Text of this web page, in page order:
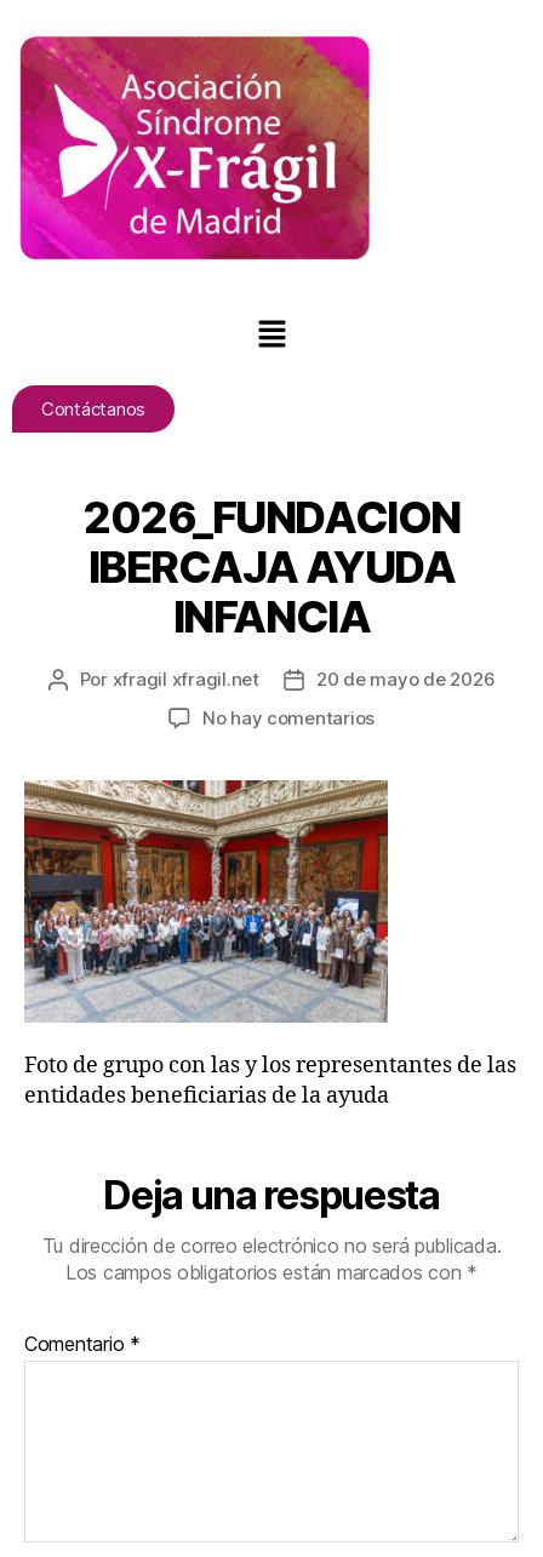
Contáctanos
2026_FUNDACION
IBERCAJA AYUDA
INFANCIA
Por xfragil xfragil.net
20 de mayo de 2026
No hay comentarios
Foto de grupo con las y los representantes de las
entidades beneficiarias de la ayuda
Deja una respuesta
Tu dirección de correo electrónico no será publicada.
Los campos obligatorios están marcados con *
Comentario *